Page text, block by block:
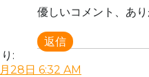
優しいコメント、あ
返信
:
28日 6:32 AM